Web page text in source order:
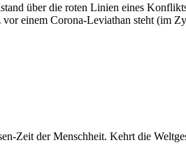
über die roten Linien eines
einem Corona-Leviathan steht (im
Zeit der Menschheit. Kehrt die